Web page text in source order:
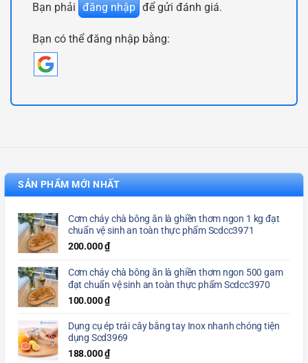
Bạn phải đăng nhập để gửi đánh giá.
Bạn có thể đăng nhập bằng:
SẢN PHẨM MỚI NHẤT
Cơm cháy chà bông ăn là ghiền thơm ngon 1 kg đạt
chuẩn vệ sinh an toàn thực phẩm Scdcc3971
200.000₫
Cơm cháy chà bông ăn là ghiền thơm ngon 500 gam
đạt chuẩn vệ sinh an toàn thực phẩm Scdcc3970
100.000₫
Dụng cụ ép trái cây bằng tay Inox nhanh chóng tiện
dụng Scd3969
188.000₫